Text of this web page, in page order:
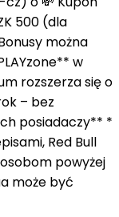
500 (dla
można
w
rozszerza się o
– bez
posiadaczy** *
Red Bull
powyżej
może być